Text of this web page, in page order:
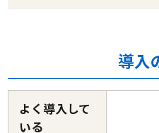
導入
よく導入して
いる